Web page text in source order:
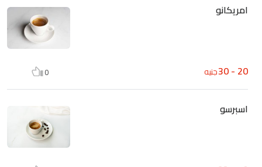
امريكانو
20 - 30 جنيه 0
اسبرسو